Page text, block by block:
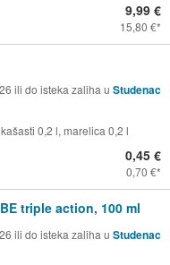
9,99 €
15,80 €
ili do isteka zaliha u Studenac
0,2 l, marelica 0,2 l
0,45 €
0,70 €
triple action, 100 ml
ili do isteka zaliha u Studenac